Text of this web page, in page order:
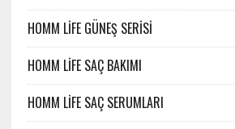
HOMM LİFE GÜNEŞ SERİSİ
HOMM LİFE SAÇ BAKIMI
HOMM LİFE SAÇ SERUMLARI